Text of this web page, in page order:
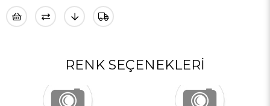
RENK SEÇENEKLERI